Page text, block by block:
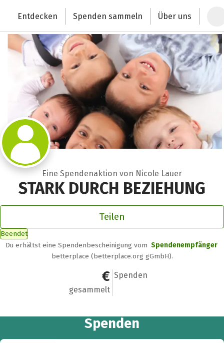
Deutschlands größte Spendenplattform
Entdecken Spenden sammeln Über uns
Eine Spendenaktion von Nicole Lauer
STARK DURCH BEZIEHUNG
Teilen
Beendet
Du erhältst eine Spendenbescheinigung vom Spendenempfänger
betterplace (betterplace.org gGmbH).
0 €
gesammelt
0
Spenden
Spenden